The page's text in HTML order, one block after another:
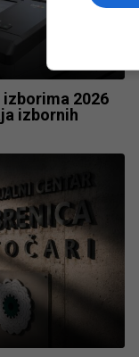
2026
izbornih